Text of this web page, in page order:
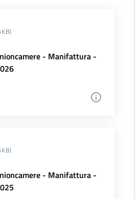
- Manifattura -
- Manifattura -